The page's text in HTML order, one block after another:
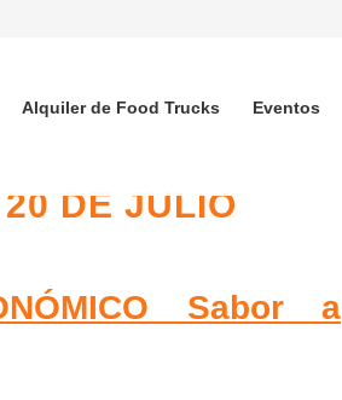
Alquiler de Food Trucks Eventos
DE JULIO
Sabor a